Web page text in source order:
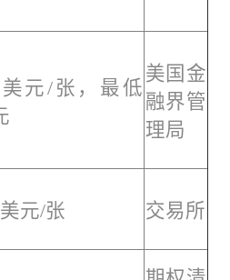
美元/张，最低
美国金
融界管
理局
元/张 交易所